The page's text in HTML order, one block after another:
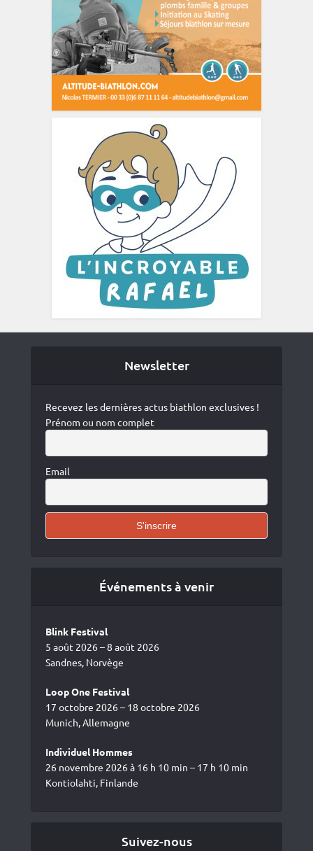
Newsletter
Recevez les dernières actus biathlon exclusives !
Prénom ou nom complet
Email
Événements à venir
Blink Festival
5 août 2026 – 8 août 2026
Sandnes, Norvège
Loop One Festival
17 octobre 2026 – 18 octobre 2026
Munich, Allemagne
Individuel Hommes
26 novembre 2026 à 16 h 10 min – 17 h 10 min
Kontiolahti, Finlande
Suivez-nous